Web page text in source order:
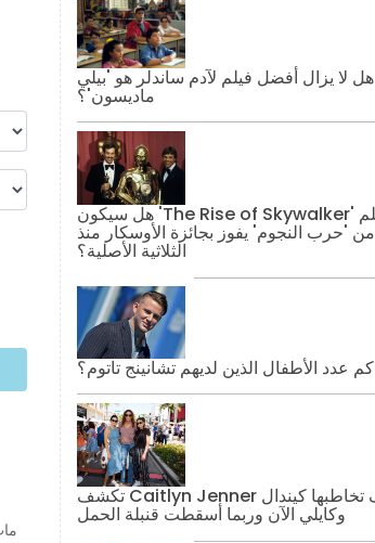
هل لا يزال أفضل فيلم لآدم ساندلر هو 'بيلي
ماديسون'؟
هل سيكون 'The Rise of Skywalker' أول فيلم
من 'حرب النجوم' يفوز بجائزة الأوسكار منذ
الثلاثية الأصلية؟
كم عدد الأطفال الذين لديهم تشانينج تاتوم؟
تكشف Caitlyn Jenner كيف تخاطبها كيندال
وكايلي الآن وربما أسقطت قنبلة الحمل